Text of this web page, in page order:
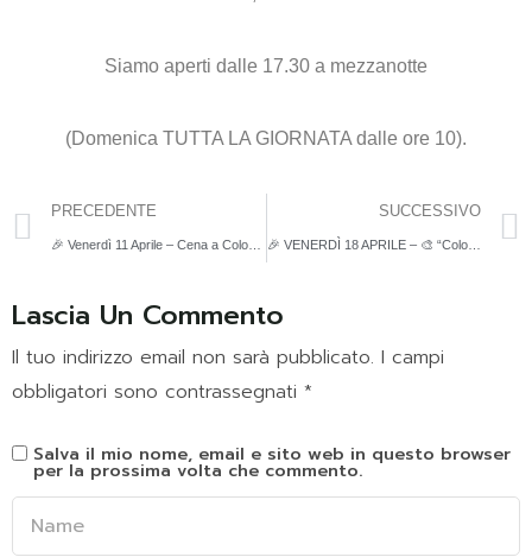
Siamo aperti dalle 17.30 a mezzanotte
(Domenica TUTTA LA GIORNATA dalle ore 10).
PRECEDENTE
🎉 Venerdì 11 Aprile – Cena a Colori 🌈✨
SUCCESSIVO
🎉 VENERDÌ 18 APRILE – 🎨 “Colora la Pasqua con noi!”
Lascia Un Commento
Il tuo indirizzo email non sarà pubblicato. I campi
obbligatori sono contrassegnati *
Salva il mio nome, email e sito web in questo browser
per la prossima volta che commento.